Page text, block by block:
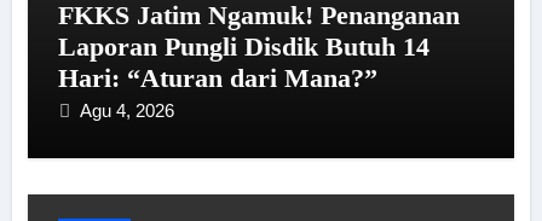
FKKS Jatim Ngamuk! Penanganan
Laporan Pungli Disdik Butuh 14
Hari: “Aturan dari Mana?”
Agu 4, 2026